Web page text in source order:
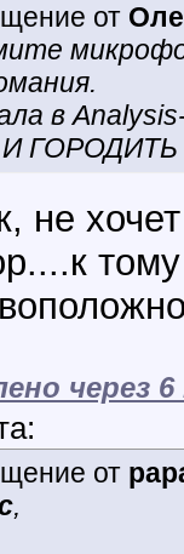
от
в
ГОРОДИТЬ
не
через
от
,